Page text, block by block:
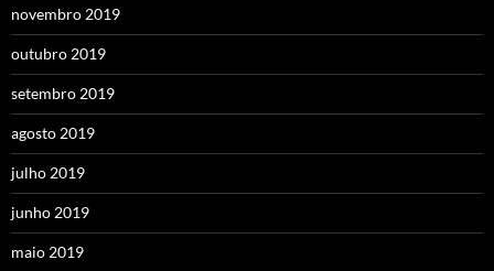
novembro 2019
outubro 2019
setembro 2019
agosto 2019
julho 2019
junho 2019
maio 2019